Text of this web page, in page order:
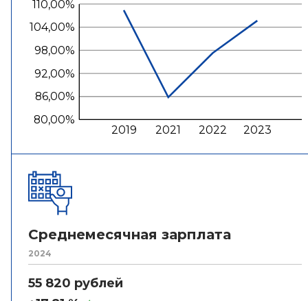
2019 2021 2022 2023
80,00%
86,00%
92,00%
98,00%
104,00%
110,00%
Среднемесячная зарплата
2024
55 820 рублей